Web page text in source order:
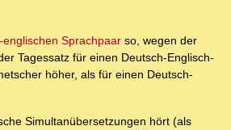
englischen Sprachpaar so, wegen der
Tagessatz für einen Deutsch-Englisch-
höher, als für einen Deutsch-
Simultanübersetzungen hört (als